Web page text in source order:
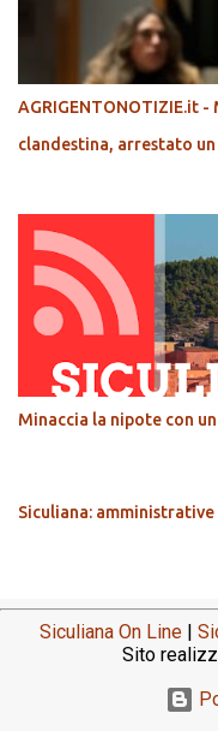
AGRIGENTONOTIZIE.it
clandestina, arrestato un
Minaccia la nipote con
Siculiana:
Siculiana On Line |
Sito